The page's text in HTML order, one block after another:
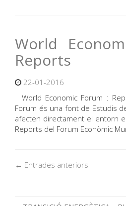
World
Reports
22-01-2016
World Economic Forum :
Forum és una font de Estudis
afecten directament el entorn
Reports del Forum Econòmic
← Entrades anteriors